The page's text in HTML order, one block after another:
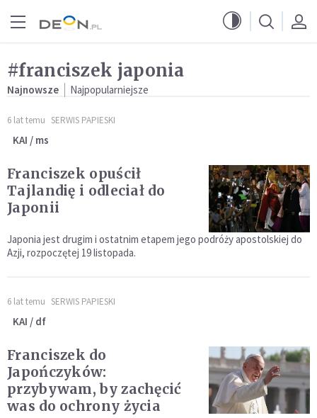
#franciszek japonia
Najnowsze Najpopularniejsze
6 lat temu SERWIS PAPIESKI
KAI / ms
Franciszek opuścił
Tajlandię i odleciał do
Japonii
Japonia jest drugim i ostatnim etapem jego podróży apostolskiej do
Azji, rozpoczętej 19 listopada.
6 lat temu SERWIS PAPIESKI
KAI / df
Franciszek do
Japończyków:
przybywam, by zachęcić
was do ochrony życia